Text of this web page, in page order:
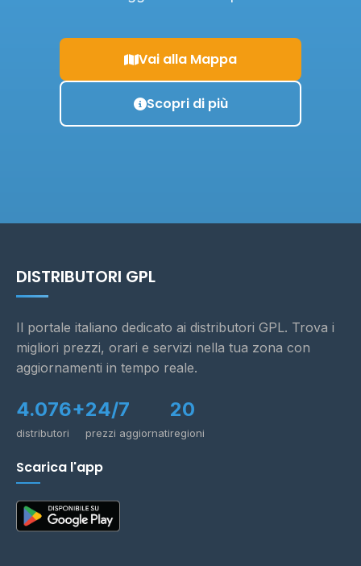
Vai alla Mappa
Scopri di più
DISTRIBUTORI GPL
Il portale italiano dedicato ai distributori GPL. Trova i
migliori prezzi, orari e servizi nella tua zona con
aggiornamenti in tempo reale.
4.076+
distributori
24/7
prezzi aggiornati
20
regioni
Scarica l'app